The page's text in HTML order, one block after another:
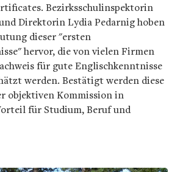
Bezirksschulinspektorin
Direktorin Lydia Pedarnig hoben
dieser "ersten
hervor, die von vielen Firmen
für gute Englischkenntnisse
werden. Bestätigt werden diese
objektiven Kommission in
für Studium, Beruf und